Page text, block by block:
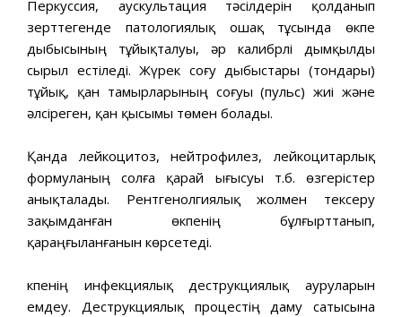
Перкуссия, аускультация тәсілдерін қолданып
зерттегенде патологиялық ошақ тұсында өкпе
дыбысының тұйықталуы, әр калибрлі дымқылды
сырыл естіледі. Жүрек соғу дыбыстары (тондары)
тұйық, қан тамырларының соғуы (пульс) жиі және
әлсіреген, қан қысымы төмен болады.
Қанда лейкоцитоз, нейтрофилез, лейкоцитарлық
формуланың солға қарай ығысуы т.б. өзгерістер
анықталады. Рентгенолгиялық жолмен тексеру
зақымданған өкпенің бұлғырттанып,
қараңғыланғанын көрсетеді.
Өкпенің инфекциялық деструкциялық ауруларын
емдеу. Деструкциялық процестің даму сатысына